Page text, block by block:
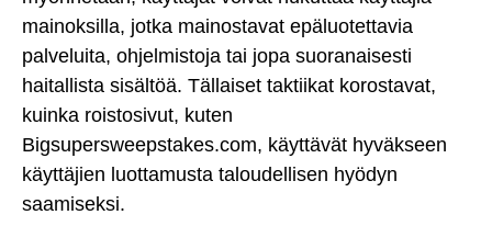
mainoksilla, jotka mainostavat epäluotettavia
palveluita, ohjelmistoja tai jopa suoranaisesti
haitallista sisältöä. Tällaiset taktiikat korostavat,
kuinka roistosivut, kuten
Bigsupersweepstakes.com, käyttävät hyväkseen
käyttäjien luottamusta taloudellisen hyödyn
saamiseksi.